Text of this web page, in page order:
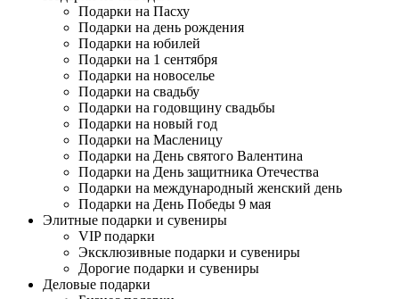
Подарки на Пасху
Подарки на день рождения
Подарки на юбилей
Подарки на 1 сентября
Подарки на новоселье
Подарки на свадьбу
Подарки на годовщину свадьбы
Подарки на новый год
Подарки на Масленицу
Подарки на День святого Валентина
Подарки на День защитника Отечества
Подарки на международный женский день
Подарки на День Победы 9 мая
Элитные подарки и сувениры
VIP подарки
Эксклюзивные подарки и сувениры
Дорогие подарки и сувениры
Деловые подарки